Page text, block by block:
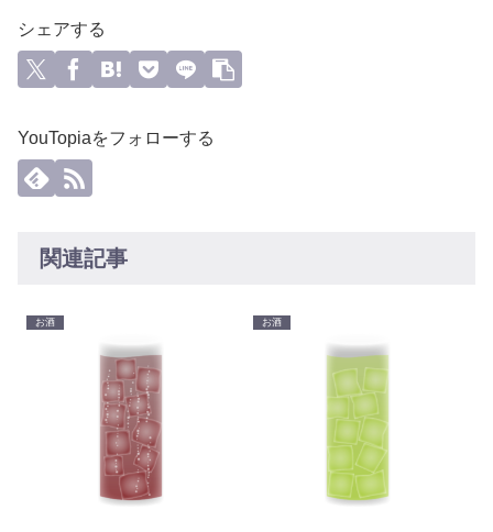
シェアする
YouTopiaをフォローする
関連記事
お酒 お酒